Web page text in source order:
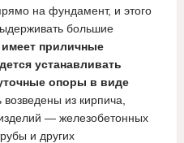
на фундамент, и этого
большие
приличные
устанавливать
опоры в виде
из кирпича,
— железобетонных
и других